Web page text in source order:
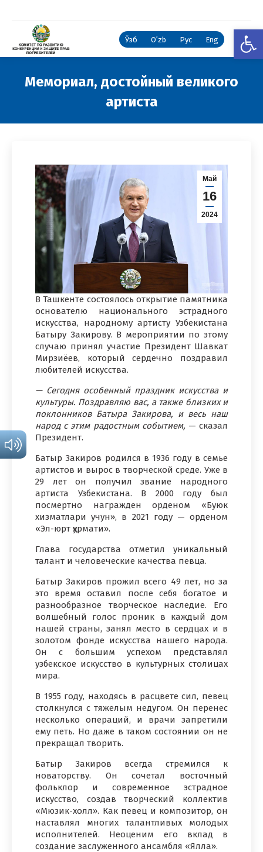
Ўзб Oʻzb Рус Eng
Мемориал, достойный великого
артиста
Май
16
2024
В Ташкенте состоялось открытие памятника
основателю национального эстрадного
искусства, народному артисту Узбекистана
Батыру Закирову. В мероприятии по этому
случаю принял участие Президент Шавкат
Мирзиёев, который сердечно поздравил
любителей искусства.
— Сегодня особенный праздник искусства и
культуры. Поздравляю вас, а также близких и
поклонников Батыра Закирова, и весь наш
народ с этим радостным событием, — сказал
Президент.
Батыр Закиров родился в 1936 году в семье
артистов и вырос в творческой среде. Уже в
29 лет он получил звание народного
артиста Узбекистана. В 2000 году был
посмертно награжден орденом «Буюк
хизматлари учун», в 2021 году — орденом
«Эл-юрт ҳурмати».
Глава государства отметил уникальный
талант и человеческие качества певца.
Батыр Закиров прожил всего 49 лет, но за
это время оставил после себя богатое и
разнообразное творческое наследие. Его
волшебный голос проник в каждый дом
нашей страны, занял место в сердцах и в
золотом фонде искусства нашего народа.
Он с большим успехом представлял
узбекское искусство в культурных столицах
мира.
В 1955 году, находясь в расцвете сил, певец
столкнулся с тяжелым недугом. Он перенес
несколько операций, и врачи запретили
ему петь. Но даже в таком состоянии он не
прекращал творить.
Батыр Закиров всегда стремился к
новаторству. Он сочетал восточный
фольклор и современное эстрадное
искусство, создав творческий коллектив
«Мюзик-холл». Как певец и композитор, он
наставлял многих талантливых молодых
исполнителей. Неоценим его вклад в
создание заслуженного ансамбля «Ялла».